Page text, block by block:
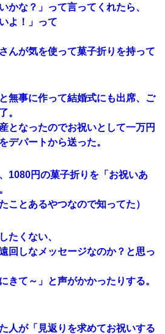
かな？」って言ってくれたら、
よ！」って
んが気を使って菓子折りを持って
無事に作って結婚式にも出席、ご
。
となったのでお祝いとして一万円
デパートから送った。
1080円の菓子折りを「お祝いあ
ことあるやつなので知ってた）
たくない、
回しなメッセージなのか？と思っ
きて～」と声がかかったりする。
人が「見返りを求めてお祝いする